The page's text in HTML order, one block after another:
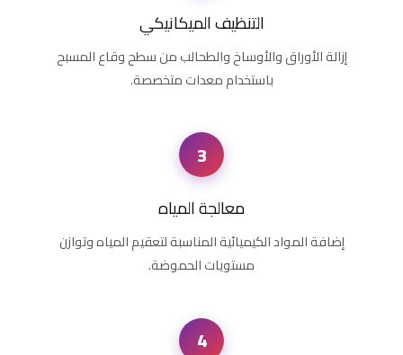
التنظيف الميكانيكي
إزالة الأوراق والأوساخ والطحالب من سطح وقاع المسبح
باستخدام معدات متخصصة.
3
معالجة المياه
إضافة المواد الكيميائية المناسبة لتعقيم المياه وتوازن
مستويات الحموضة.
4